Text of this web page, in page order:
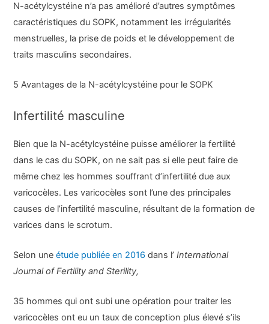
N-acétylcystéine n’a pas amélioré d’autres symptômes
caractéristiques du SOPK, notamment les irrégularités
menstruelles, la prise de poids et le développement de
traits masculins secondaires.
5 Avantages de la N-acétylcystéine pour le SOPK
Infertilité masculine
Bien que la N-acétylcystéine puisse améliorer la fertilité
dans le cas du SOPK, on ne sait pas si elle peut faire de
même chez les hommes souffrant d’infertilité due aux
varicocèles. Les varicocèles sont l’une des principales
causes de l’infertilité masculine, résultant de la formation de
varices dans le scrotum.
Selon uneétude publiée en 2016 dans l’ International
Journal of Fertility and Sterility,
35 hommes qui ont subi une opération pour traiter les
varicocèles ont eu un taux de conception plus élevé s’ils